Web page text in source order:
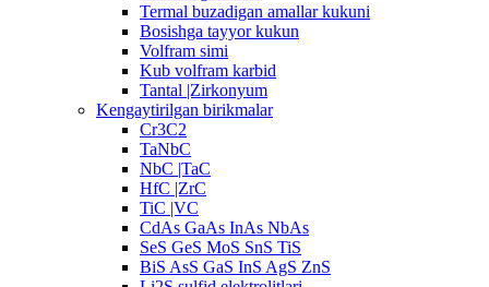
Termal buzadigan amallar kukuni
Bosishga tayyor kukun
Volfram simi
Kub volfram karbid
Tantal |Zirkonyum
Kengaytirilgan birikmalar
Cr3C2
TaNbC
NbC |TaC
HfC |ZrC
TiC |VC
CdAs GaAs InAs NbAs
SeS GeS MoS SnS TiS
BiS AsS GaS InS AgS ZnS